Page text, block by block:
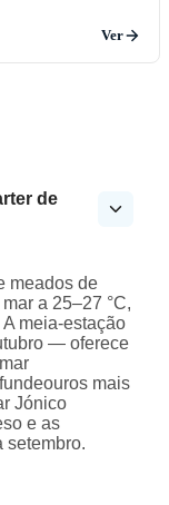
Ver
de
meados de
a 25–27 °C,
meia-estação
— oferece
mais
Jónico
e as
setembro.